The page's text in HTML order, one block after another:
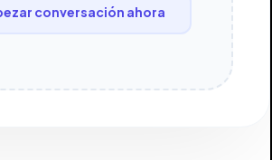
conversación ahora